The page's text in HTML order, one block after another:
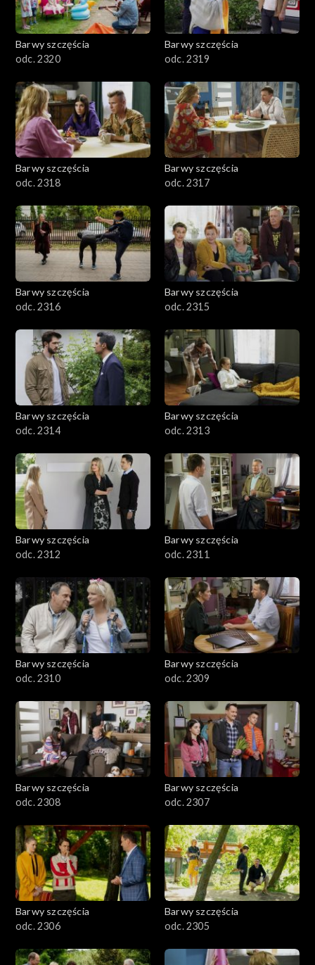
Barwy szczęścia
odc. 2320
Barwy szczęścia
odc. 2319
Barwy szczęścia
odc. 2318
Barwy szczęścia
odc. 2317
Barwy szczęścia
odc. 2316
Barwy szczęścia
odc. 2315
Barwy szczęścia
odc. 2314
Barwy szczęścia
odc. 2313
Barwy szczęścia
odc. 2312
Barwy szczęścia
odc. 2311
Barwy szczęścia
odc. 2310
Barwy szczęścia
odc. 2309
Barwy szczęścia
odc. 2308
Barwy szczęścia
odc. 2307
Barwy szczęścia
odc. 2306
Barwy szczęścia
odc. 2305